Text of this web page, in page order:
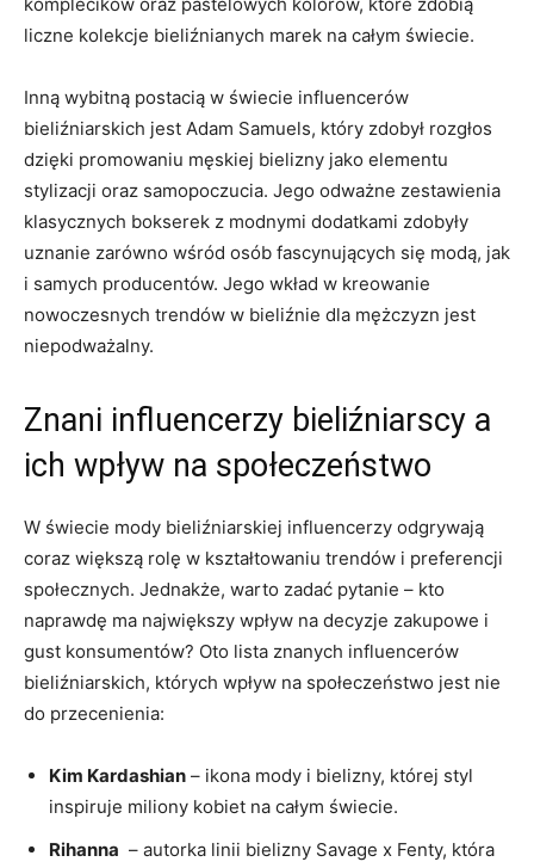
liczne kolekcje ⁣bieliźnianych marek na całym świecie.
Inną wybitną postacią w świecie influencerów
‍bieliźniarskich ⁣jest ⁤Adam⁢ Samuels, który⁣ zdobył rozgłos
dzięki promowaniu męskiej bielizny⁢ jako elementu‍
stylizacji oraz samopoczucia. Jego ‍odważne zestawienia
klasycznych bokserek z modnymi dodatkami zdobyły
uznanie zarówno wśród osób ​fascynujących się modą, jak
i⁣ samych⁢ producentów. Jego wkład w kreowanie
⁢nowoczesnych trendów w bieliźnie ​dla mężczyzn jest
niepodważalny.
Znani influencerzy‌ bieliźniarscy ⁣a‍
ich wpływ na społeczeństwo
W świecie ​mody bieliźniarskiej influencerzy odgrywają
‍coraz większą rolę⁣ w kształtowaniu​ trendów i preferencji
społecznych. Jednakże, warto zadać pytanie – kto​
naprawdę ma największy⁣ wpływ ‍na decyzje zakupowe i
gust​ konsumentów? Oto lista ​znanych influencerów
bieliźniarskich, których wpływ ⁤na społeczeństwo ​jest ‍nie
do przecenienia:
Kim ​Kardashian – ikona ​mody i bielizny, której‌ styl
inspiruje miliony kobiet na całym‌ świecie.
Rihanna ⁢ – autorka linii‌ bielizny Savage x Fenty, która